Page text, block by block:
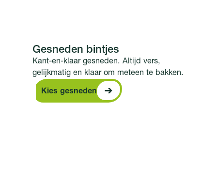
Gesneden bintjes
Kant-en-klaar gesneden. Altijd vers,
gelijkmatig en klaar om meteen te bakken.
Kies gesneden
Kies gesneden